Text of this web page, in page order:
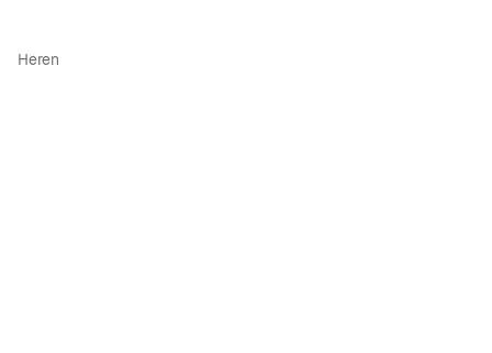
Heren